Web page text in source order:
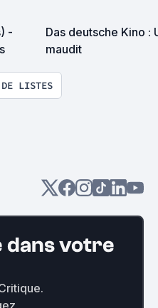
-
Das deutsche Kino :
maudit
LISTES
dans votre